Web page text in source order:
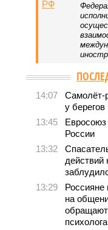
14:07
Самолёт-
у
13:45
России
13:32
действий
13:29
Россияне
на